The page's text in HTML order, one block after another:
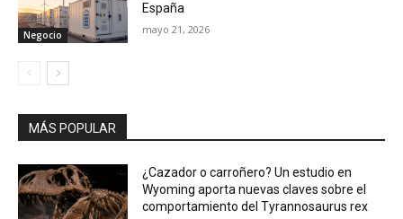
Negocio
España
mayo 21, 2026
MÁS POPULAR
¿Cazador o carroñero? Un estudio en
Wyoming aporta nuevas claves sobre el
comportamiento del Tyrannosaurus rex